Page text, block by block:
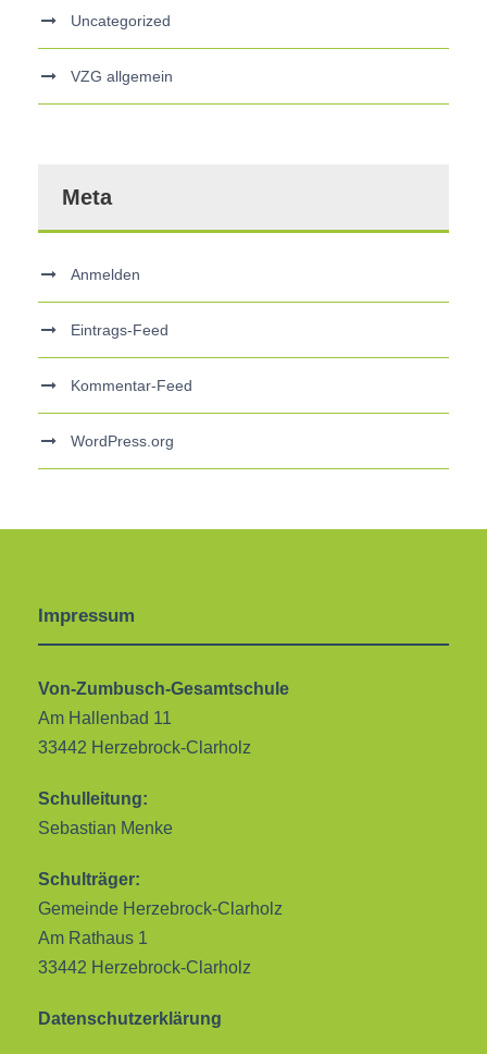
Uncategorized
VZG allgemein
Meta
Anmelden
Eintrags-Feed
Kommentar-Feed
WordPress.org
Impressum
Von-Zumbusch-Gesamtschule
Am Hallenbad 11
33442 Herzebrock-Clarholz
Schulleitung:
Sebastian Menke
Schulträger:
Gemeinde Herzebrock-Clarholz
Am Rathaus 1
33442 Herzebrock-Clarholz
Datenschutzerklärung